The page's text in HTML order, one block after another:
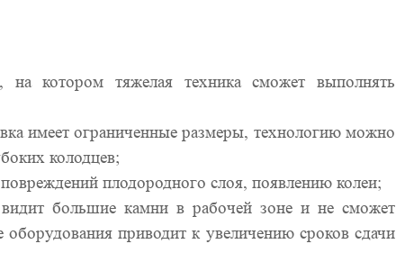
на котором тяжелая техника сможет выполнять
имеет ограниченные размеры, технологию можно
колодцев;
плодородного слоя, появлению колеи;
большие камни в рабочей зоне и не сможет
приводит к увеличению сроков сдачи